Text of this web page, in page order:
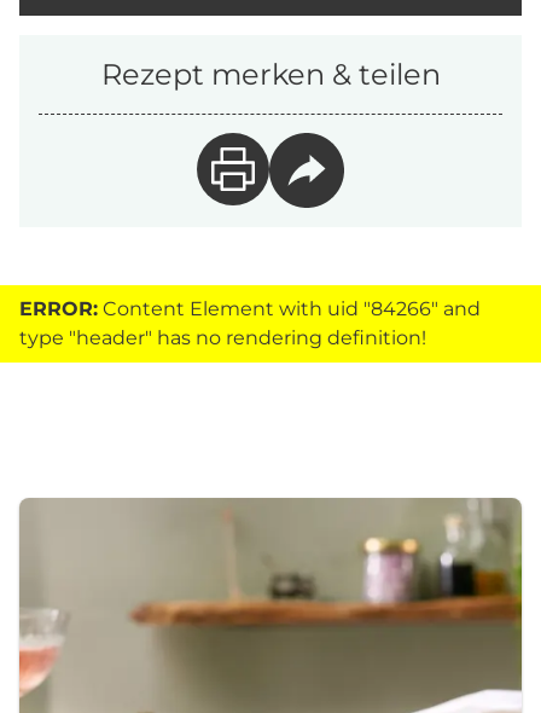
Rezept merken & teilen
ERROR: Content Element with uid "84266" and
type "header" has no rendering definition!